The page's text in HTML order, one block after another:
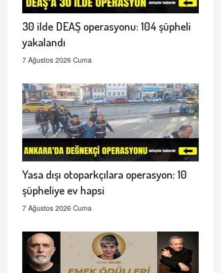
30 ilde DEAŞ operasyonu: 104 şüpheli
yakalandı
7 Ağustos 2026 Cuma
Yasa dışı otoparkçılara operasyon: 10
şüpheliye ev hapsi
7 Ağustos 2026 Cuma